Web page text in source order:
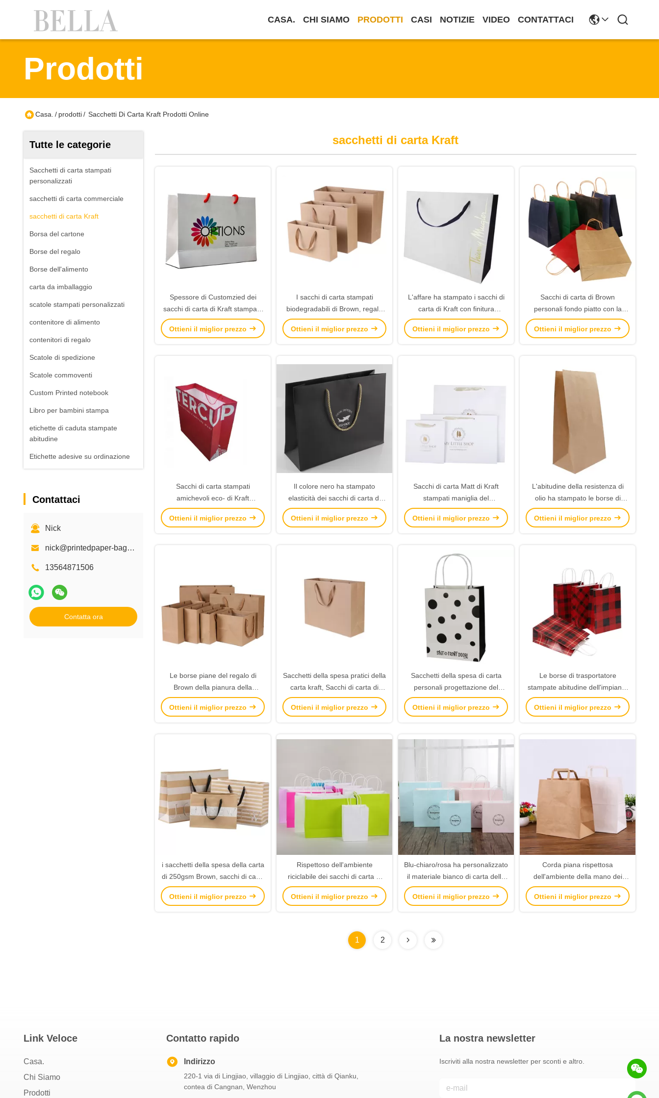
CASA. CHI SIAMO PRODOTTI CASI NOTIZIE VIDEO CONTATTACI
Prodotti
Casa. / prodotti/ Sacchetti Di Carta Kraft Prodotti Online
Tutte le categorie
Sacchetti di carta stampati
personalizzati
sacchetti di carta commerciale
sacchetti di carta Kraft
Borsa del cartone
Borse del regalo
Borse dell'alimento
carta da imballaggio
scatole stampati personalizzati
contenitore di alimento
contenitori di regalo
Scatole di spedizione
Scatole commoventi
Custom Printed notebook
Libro per bambini stampa
etichette di caduta stampate
abitudine
Etichette adesive su ordinazione
Contattaci
Nick
nick@printedpaper-bags.com
13564871506
Contatta ora
sacchetti di carta Kraft
Spessore di Customzied dei
sacchi di carta di Kraft stampato
bianco per la promozione della
società
Ottieni il miglior prezzo
I sacchi di carta stampati
biodegradabili di Brown, regalo
della carta kraft Insacca l'alta
durevolezza
Ottieni il miglior prezzo
L'affare ha stampato i sacchi di
carta di Kraft con finitura
superficia di timbratura calda
dell'oro
Ottieni il miglior prezzo
Sacchi di carta di Brown
personali fondo piatto con la
maniglia del cavo torta carta
Ottieni il miglior prezzo
Sacchi di carta stampati
amichevoli eco- di Kraft
lucidi/rifinitura opaca della
superficie della laminazione
Ottieni il miglior prezzo
Il colore nero ha stampato
elasticità dei sacchi di carta di
Kraft l'alta con la maniglia di
nylon della corda
Ottieni il miglior prezzo
Sacchi di carta Matt di Kraft
stampati maniglia del
nastro/trattamento di superficie
laminazione lucida
Ottieni il miglior prezzo
L'abitudine della resistenza di
olio ha stampato le borse di
Kraft, lo spessore su ordinazione
30 dei sacchi di carta di Brown -
Ottieni il miglior prezzo
Le borse piane del regalo di
Brown della pianura della
maniglia hanno personalizzato il
bene durevole biodegradabile di
Ottieni il miglior prezzo
Sacchetti della spesa pratici della
carta kraft, Sacchi di carta di
Brown Kraft per qualsiasi
occasione celebratoria
Ottieni il miglior prezzo
Sacchetti della spesa di carta
personali progettazione del
punto, stampa offset
promozionale dei sacchi di carta
Ottieni il miglior prezzo
Le borse di trasportatore
stampate abitudine dell'impianto
a scacchiera, regalo della carta
di Brown insacca le dimensioni
Ottieni il miglior prezzo
i sacchetti della spesa della carta
di 250gsm Brown, sacchi di carta
commerciali rimuovono la piega
Ottieni il miglior prezzo
Rispettoso dell'ambiente
riciclabile dei sacchi di carta di
Kraft colorato solido per
comperare
Ottieni il miglior prezzo
Blu-chiaro/rosa ha personalizzato
il materiale bianco di carta della
carta kraft delle borse 150gsm
Del regalo
Ottieni il miglior prezzo
Corda piana rispettosa
dell'ambiente della mano dei
sacchi di carta di Kraft stampata
abitudine
Ottieni il miglior prezzo
1 2
Link Veloce
Casa.
Chi Siamo
Prodotti
Contatto rapido
Indirizzo
220-1 via di Lingjiao, villaggio di Lingjiao, città di Qianku,
contea di Cangnan, Wenzhou
La nostra newsletter
Iscriviti alla nostra newsletter per sconti e altro.